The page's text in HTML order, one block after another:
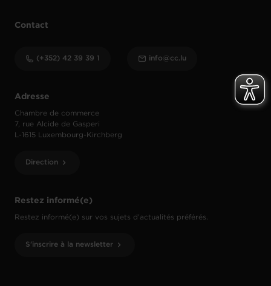
Restez informé(e)
Restez informé(e) sur vos sujets d’actualités préférés.
S'inscrire à la newsletter
Adresse
Chambre de commerce
7, rue Alcide de Gasperi
L-1615 Luxembourg-Kirchberg
Direction
Contact
(+352) 42 39 39 1 info@cc.lu